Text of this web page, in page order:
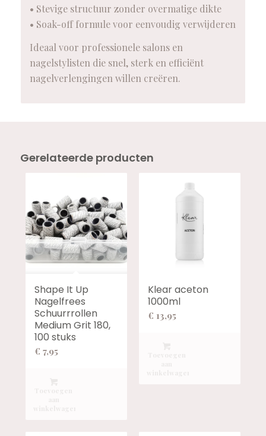
• Stevige structuur zonder overmatige dikte
• Soak-off formule voor eenvoudig verwijderen
Ideaal voor professionele salons en
nagelstylisten die snel, sterk en efficiënt
nagelverlengingen willen creëren.
Gerelateerde producten
Shape It Up
Nagelfrees
Schuurrrollen
Medium Grit 180,
100 stuks
€ 7,95
Klear aceton
1000ml
€ 13,95